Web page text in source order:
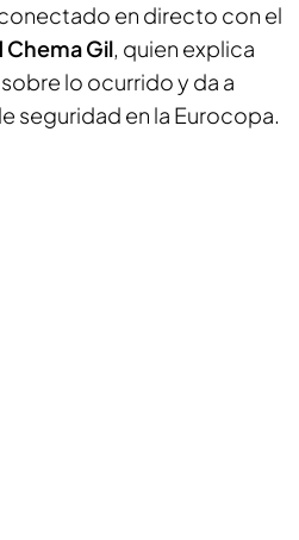
en directo con el
Gil, quien explica
lo ocurrido y da a
seguridad en la Eurocopa.